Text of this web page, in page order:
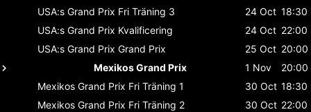
USA:s Grand Prix Fri Träning 3 24 Oct 18:30
USA:s Grand Prix Kvalificering 24 Oct 22:00
USA:s Grand Prix Grand Prix 25 Oct 20:00
Mexikos Grand Prix
1 Nov
20:00
Mexikos Grand Prix Fri Träning 1 30 Oct 18:30
Mexikos Grand Prix Fri Träning 2 30 Oct 22:00